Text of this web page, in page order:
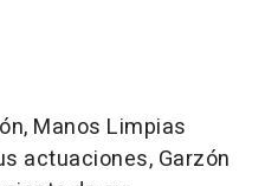
Manos Limpias
actuaciones, Garzón